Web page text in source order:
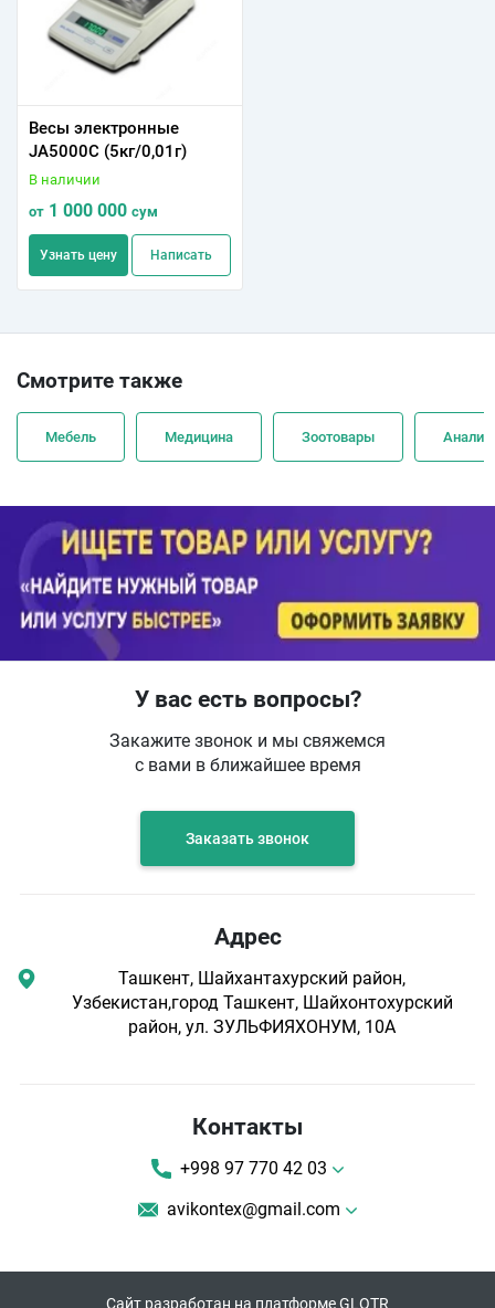
Весы электронные
JA5000C (5кг/0,01г)
В наличии
от 1 000 000 сум
Узнать цену Написать
Смотрите также
Мебель Медицина Зоотовары
У вас есть вопросы?
Закажите звонок и мы свяжемся
с вами в ближайшее время
Заказать звонок
Адрес
Ташкент, Шайхантахурский район,
Узбекистан,город Ташкент, Шайхонтохурский
район, ул. ЗУЛЬФИЯХОНУМ, 10А
Контакты
+998 97 770 42 03
avikontex@gmail.com
Сайт разработан на платформе GLOTR